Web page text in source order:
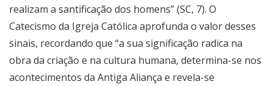
realizam a santificação dos homens” (SC, 7). O
Catecismo da Igreja Católica aprofunda o valor desses
sinais, recordando que “a sua significação radica na
obra da criação e na cultura humana, determina-se nos
acontecimentos da Antiga Aliança e revela-se